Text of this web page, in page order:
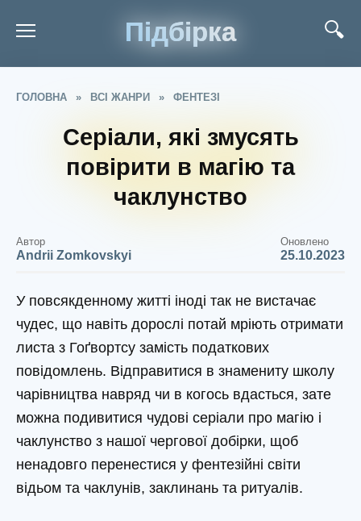
Підбірка
ГОЛОВНА » ВСІ ЖАНРИ » ФЕНТЕЗІ
Серіали, які змусять
повірити в магію та
чаклунство
Автор
Andrii Zomkovskyi
Оновлено
25.10.2023
У повсякденному житті іноді так не вистачає
чудес, що навіть дорослі потай мріють отримати
листа з Гоґвортсу замість податкових
повідомлень. Відправитися в знамениту школу
чарівництва навряд чи в когось вдасться, зате
можна подивитися чудові серіали про магію і
чаклунство з нашої чергової добірки, щоб
ненадовго перенестися у фентезійні світи
відьом та чаклунів, заклинань та ритуалів.